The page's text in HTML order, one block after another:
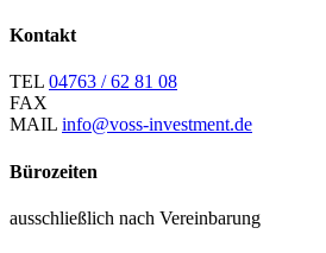
Kontakt
TEL 04763 / 62 81 08
FAX
MAIL info@voss-investment.de
Bürozeiten
ausschließlich nach Vereinbarung